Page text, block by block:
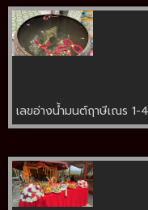
เลขอ่างน้ำมนต์ฤาษีเณร 1-